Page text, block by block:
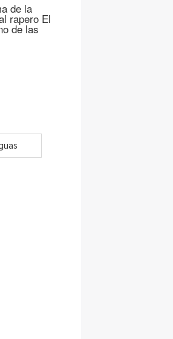
de la
rapero El
de las